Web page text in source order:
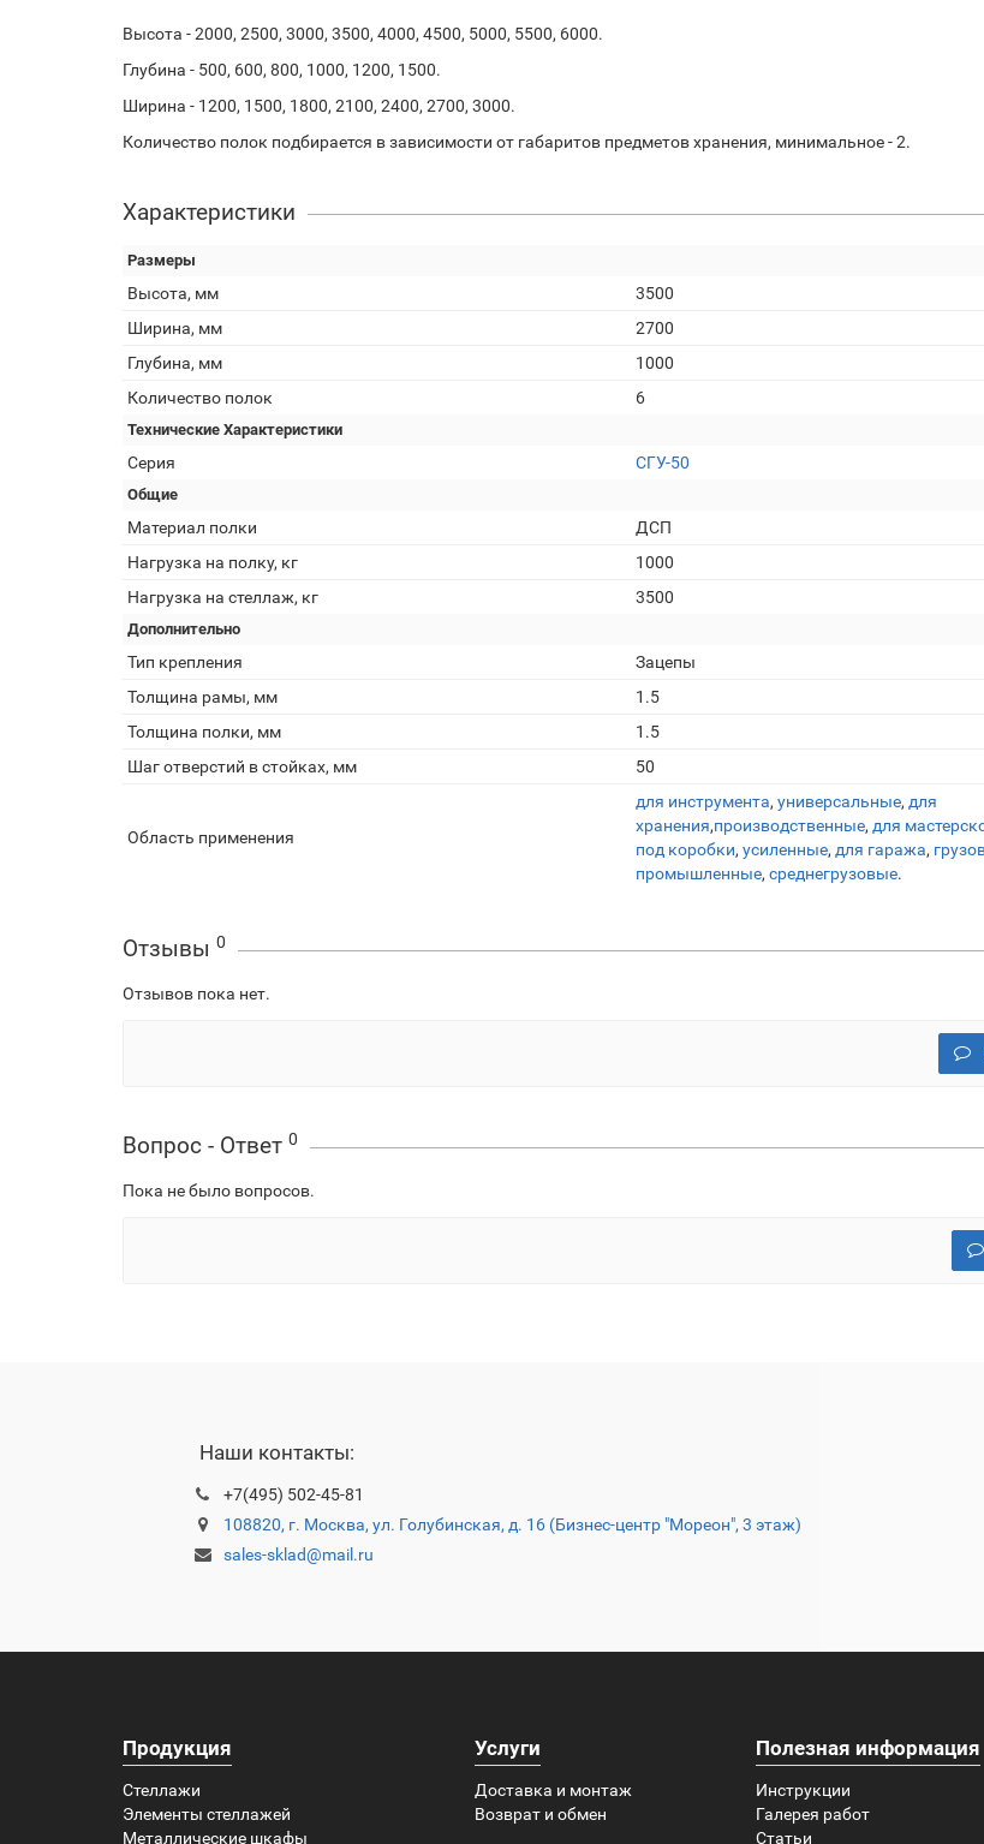
Высота - 2000, 2500, 3000, 3500, 4000, 4500, 5000, 5500, 6000.
Глубина - 500, 600, 800, 1000, 1200, 1500.
Ширина - 1200, 1500, 1800, 2100, 2400, 2700, 3000.
Количество полок подбирается в зависимости от габаритов предметов хранения, минимальное - 2.
Характеристики
Размеры
Высота, мм
3500
Ширина, мм
2700
Глубина, мм
1000
Количество полок
6
Технические Характеристики
Серия СГУ-50
Общие
Материал полки
ДСП
Нагрузка на полку, кг
1000
Нагрузка на стеллаж, кг
3500
Дополнительно
Тип крепления
Зацепы
Толщина рамы, мм
1.5
Толщина полки, мм
1.5
Шаг отверстий в стойках, мм
50
Область применения
для инструмента, универсальные, для
хранения,производственные, для
под коробки, усиленные, для гаража,
промышленные, среднегрузовые.
Отзывы 0
Отзывов пока нет.
Вопрос - Ответ 0
Пока не было вопросов.
Наши контакты:
+7(495) 502-45-81
108820, г. Москва, ул. Голубинская, д. 16 (Бизнес-центр "Мореон", 3 этаж)
sales-sklad@mail.ru
Продукция
Стеллажи
Элементы стеллажей
Металлические шкафы
Услуги
Доставка и монтаж
Возврат и обмен
Полезная информация
Инструкции
Галерея работ
Статьи